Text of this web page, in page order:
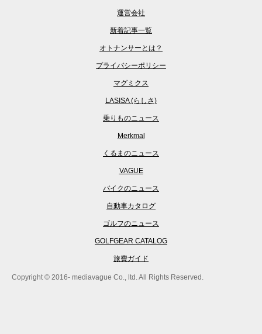
運営会社
新着記事一覧
オトナンサーとは？
プライバシーポリシー
マグミクス
LASISA (らしさ)
乗りものニュース
Merkmal
くるまのニュース
VAGUE
バイクのニュース
自動車カタログ
ゴルフのニュース
GOLFGEAR CATALOG
旅費ガイド
Copyright © 2016- mediavague Co., ltd. All Rights Reserved.